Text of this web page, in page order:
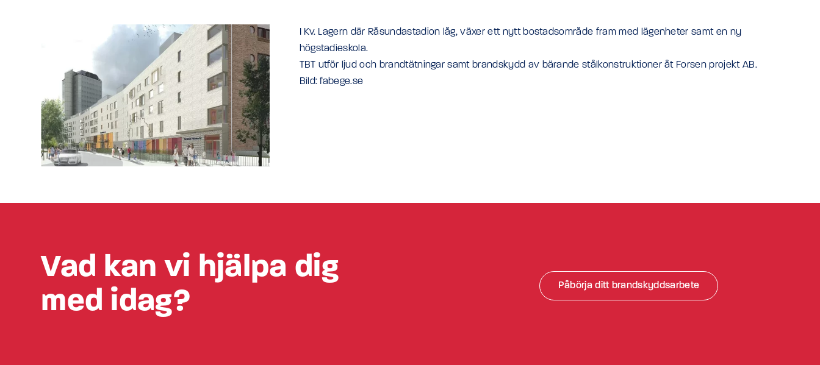
I Kv. Lagern där Råsundastadion låg, växer ett nytt bostadsområde fram med lägenheter samt en ny
högstadieskola.
TBT utför ljud och brandtätningar samt brandskydd av bärande stålkonstruktioner åt Forsen projekt AB.
Bild: fabege.se
Vad kan vi hjälpa dig
med idag?
Påbörja ditt brandskyddsarbete